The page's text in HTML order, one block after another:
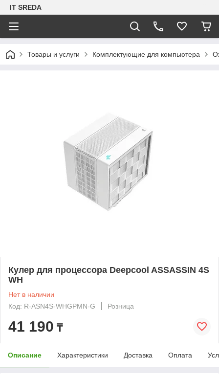
IT SREDA
Товары и услуги Комплектующие для компьютера
Кулер для процессора Deepcool ASSASSIN 4S
WH
Нет в наличии
Код: R-ASN4S-WHGPMN-G
Розница
41 190 ₸
Описание Характеристики Доставка Оплата